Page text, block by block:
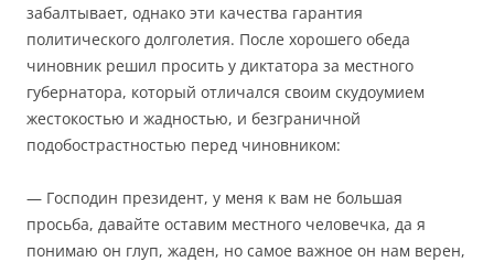
забалтывает, однако эти качества гарантия
политического долголетия. После хорошего обеда
чиновник решил просить у диктатора за местного
губернатора, который отличался своим скудоумием
жестокостью и жадностью, и безграничной
подобострастностью перед чиновником:
— Господин президент, у меня к вам не большая
просьба, давайте оставим местного человечка, да я
понимаю он глуп, жаден, но самое важное он нам верен,